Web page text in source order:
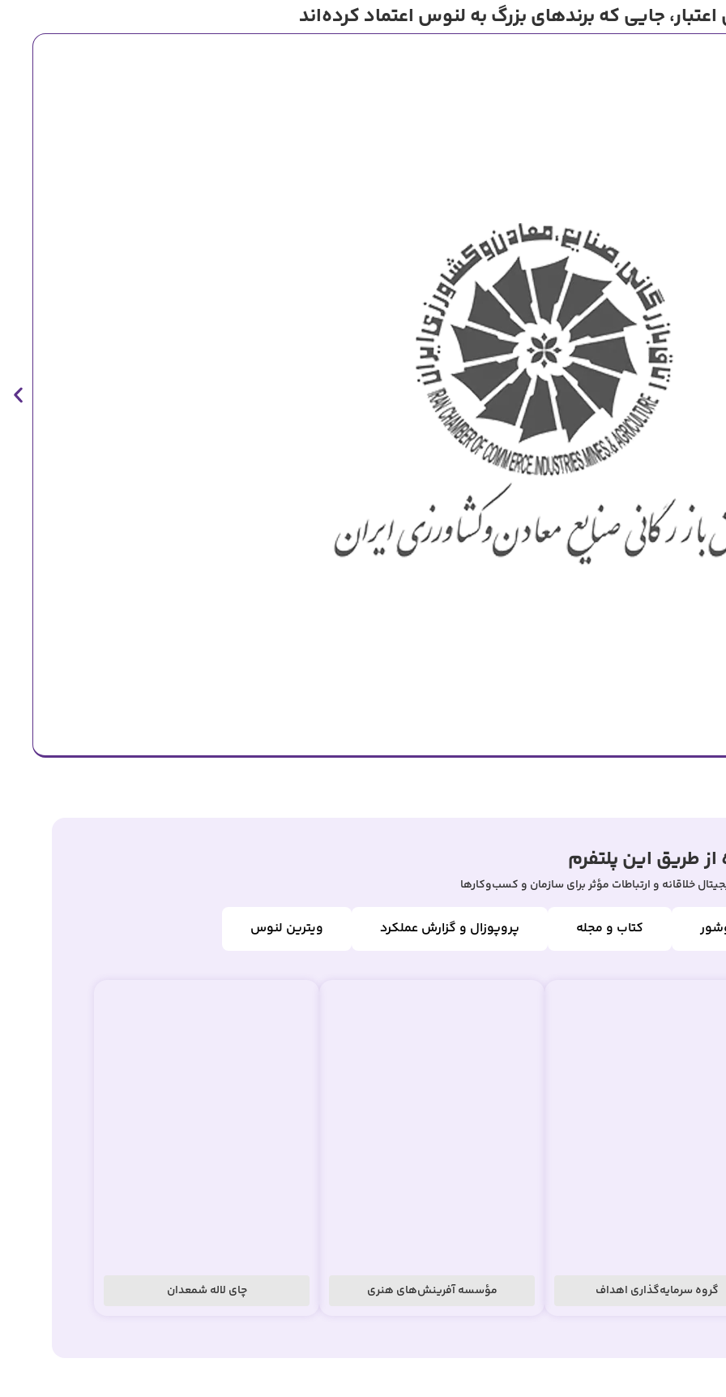
جایی که برندهای بزرگ به لنوس اعتماد کرده‌اند
طریق این پلتفرم
خلاقانه و ارتباطات مؤثر برای سازمان و کسب‌وکارها
کتاب و مجله پروپوزال و گزارش عملکرد ویترین لنوس
گروه سرمایه‌گذاری اهداف مؤسسه آفرینش‌های هنری چای لاله شمعدان